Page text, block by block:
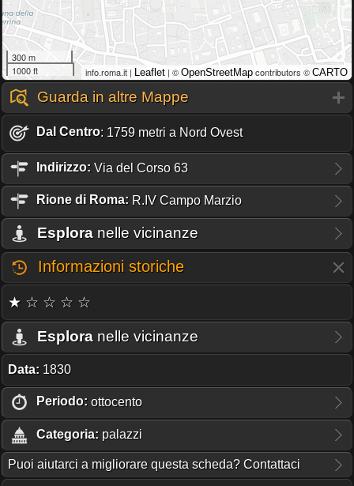
300 m
1000 ft
info.roma.it | Leaflet | © OpenStreetMap contributors © CARTO
Guarda in altre Mappe
Dal Centro: 1759 metri a Nord Ovest
Indirizzo: Via del Corso 63
Rione di Roma: R.IV Campo Marzio
Esplora nelle vicinanze
Informazioni storiche
★ ☆ ☆ ☆ ☆
Esplora nelle vicinanze
Data: 1830
Periodo: ottocento
Categoria: palazzi
Puoi aiutarci a migliorare questa scheda? Contattaci